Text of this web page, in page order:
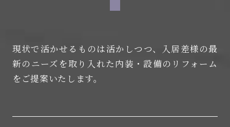
現状で活かせるものは活かしつつ、入居差様の最
新のニーズを取り入れた 内装・設備のリフォーム
をご提案いたします。